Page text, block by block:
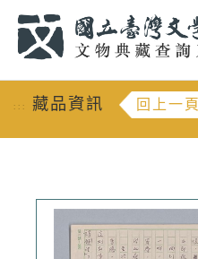
::: 藏品資訊 回上一頁